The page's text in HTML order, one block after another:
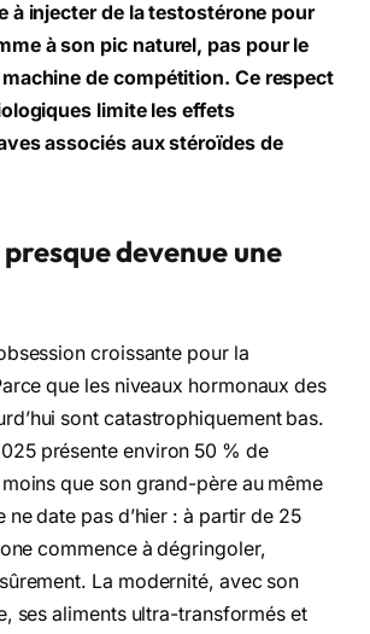
à injecter de la testostérone pour
à son pic naturel, pas pour le
de compétition. Ce respect
limite les effets
associés aux stéroïdes de
devenue une
croissante pour la
que les niveaux hormonaux des
sont catastrophiquement bas.
présente environ 50 % de
que son grand-père au même
ne date pas d’hier : à partir de 25
commence à dégringoler,
La modernité, avec son
ses aliments ultra-transformés et